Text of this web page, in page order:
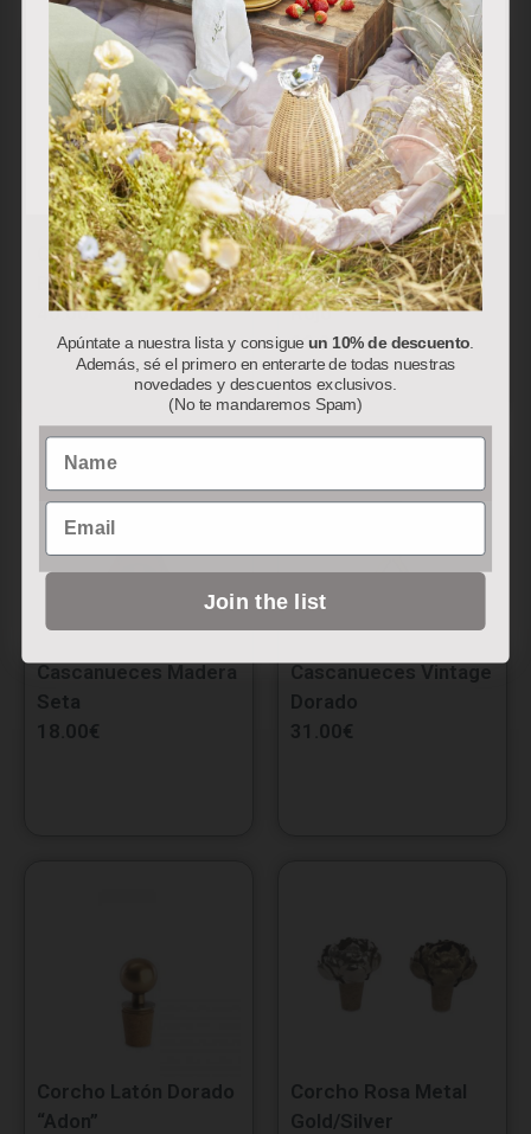
Camino Mesa Lino
Blanco
40.00€
Cascanueces de
Madera – Champiñón
Rojo
29.90€
Cascanueces Madera
Seta
18.00€
Cascanueces Vintage
Dorado
31.00€
Corcho Latón Dorado
“Adon”
Corcho Rosa Metal
Gold/Silver
sus preferencias en base a un perfil elaborado a partir de
sus hábitos de navegación (por ejemplo, páginas
visitadas). Puede obtener más información y configurar
sus preferencias.
Aceptar Rechazar Personalizar
Apúntate a nuestra lista y consigue un 10% de descuento
Además, sé el primero en enterarte de todas nuestras
novedades y descuentos exclusivos.
(No te mandaremos Spam)
Name
Email
Join the list